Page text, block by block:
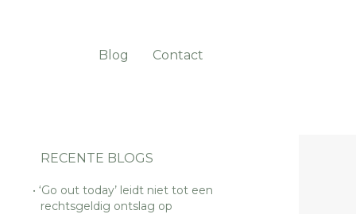
Blog Contact
RECENTE BLOGS
‘Go out today’ leidt niet tot een
rechtsgeldig ontslag op